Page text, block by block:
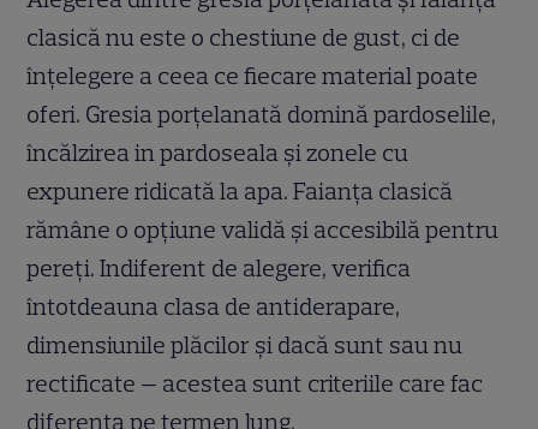
clasică nu este o chestiune de gust, ci de
înțelegere a ceea ce fiecare material poate
oferi. Gresia porțelanată domină pardoselile,
încălzirea in pardoseala și zonele cu
expunere ridicată la apa. Faianța clasică
rămâne o opțiune validă și accesibilă pentru
pereți. Indiferent de alegere, verifica
întotdeauna clasa de antiderapare,
dimensiunile plăcilor și dacă sunt sau nu
rectificate — acestea sunt criteriile care fac
diferența pe termen lung.